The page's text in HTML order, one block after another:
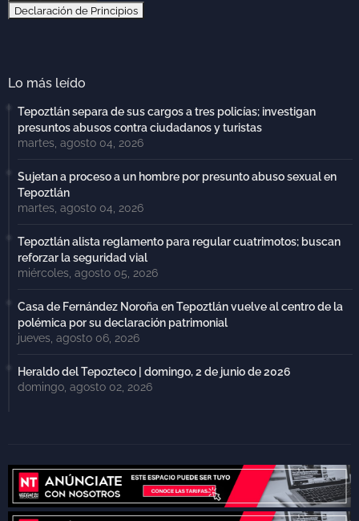
Declaración de Principios
Lo más leído
Tepoztlán separa de sus cargos a tres policías; investigan
presuntos abusos contra ciudadanos y turistas
martes, agosto 04, 2026
Sujetan a proceso a un hombre por presunto abuso sexual en
Tepoztlán
martes, agosto 04, 2026
Tepoztlán alista reglamento para regular cuatrimotos; buscan
reforzar la seguridad vial
miércoles, agosto 05, 2026
Casa de Fernández Noroña en Tepoztlán vuelve al centro de la
polémica por su declaración patrimonial
jueves, agosto 06, 2026
Heraldo del Tepozteco | domingo, 2 de junio de 2026
domingo, agosto 02, 2026